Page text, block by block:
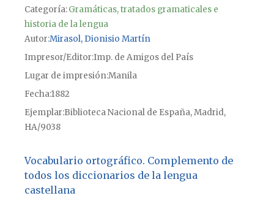
Categoría:Gramáticas, tratados gramaticales e
historia de la lengua
Autor Mirasol, Dionisio Martín
Impresor/Editor Imp. de Amigos del País
Lugar de impresiónManila
Fecha1882
Ejemplar Biblioteca Nacional de España, Madrid,
HA/9038
Vocabulario ortográfico. Complemento de
todos los diccionarios de la lengua
castellana